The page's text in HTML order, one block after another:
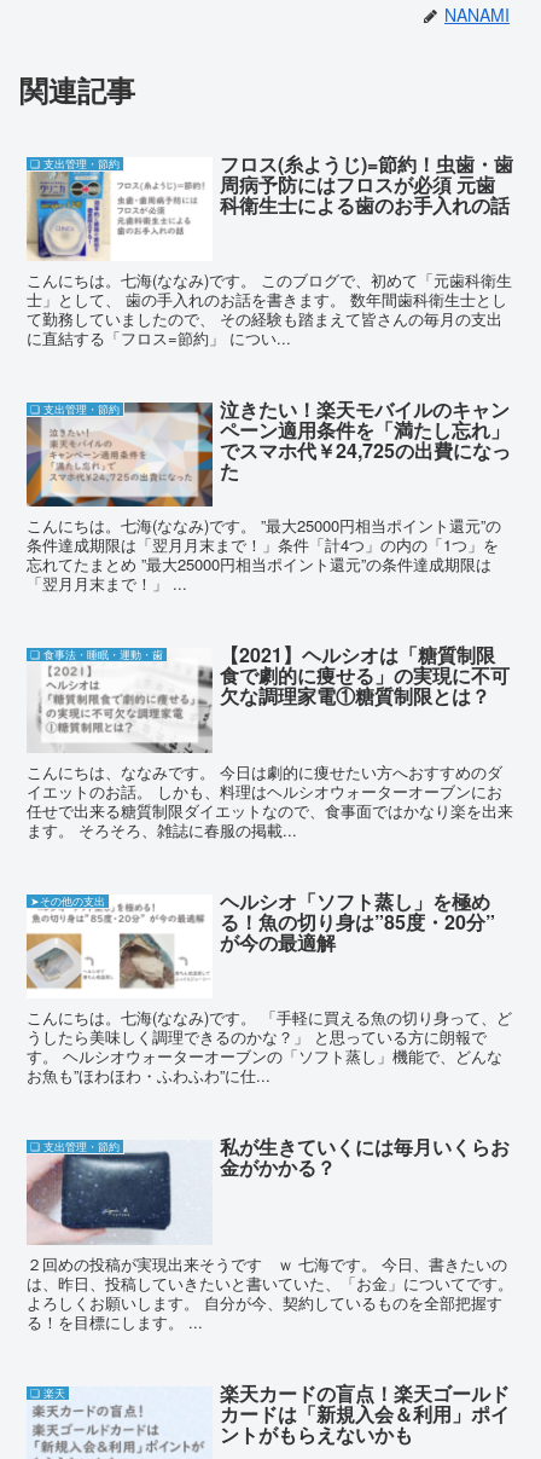
NANAMI
関連記事
❏ 支出管理・節約 フロス(糸ようじ)=節約！虫歯・歯
周病予防にはフロスが必須 元歯
科衛生士による歯のお手入れの話
こんにちは。七海(ななみ)です。 このブログで、初めて「元歯科衛生
士」として、 歯の手入れのお話を書きます。 数年間歯科衛生士とし
て勤務していましたので、 その経験も踏まえて皆さんの毎月の支出
に直結する「フロス=節約」 につい...
❏ 支出管理・節約 泣きたい！楽天モバイルのキャン
ペーン適用条件を「満たし忘れ」
でスマホ代￥24,725の出費になっ
た
こんにちは。七海(ななみ)です。 ”最大25000円相当ポイント還元”の
条件達成期限は「翌月月末まで！」条件「計4つ」の内の「1つ」を
忘れてたまとめ ”最大25000円相当ポイント還元”の条件達成期限は
「翌月月末まで！」 ...
❏ 食事法・睡眠・運動・歯 【2021】ヘルシオは「糖質制限
食で劇的に痩せる」の実現に不可
欠な調理家電①糖質制限とは？
こんにちは、ななみです。 今日は劇的に痩せたい方へおすすめのダ
イエットのお話。 しかも、料理はヘルシオウォーターオーブンにお
任せで出来る糖質制限ダイエットなので、食事面ではかなり楽を出来
ます。 そろそろ、雑誌に春服の掲載...
➤その他の支出 ヘルシオ「ソフト蒸し」を極め
る！魚の切り身は”85度・20分”
が今の最適解
こんにちは。七海(ななみ)です。 「手軽に買える魚の切り身って、ど
うしたら美味しく調理できるのかな？」 と思っている方に朗報で
す。 ヘルシオウォーターオーブンの「ソフト蒸し」機能で、どんな
お魚も”ほわほわ・ふわふわ”に仕...
❏ 支出管理・節約 私が生きていくには毎月いくらお
金がかかる？
２回めの投稿が実現出来そうです ｗ 七海です。 今日、書きたいの
は、昨日、投稿していきたいと書いていた、「お金」についてです。
よろしくお願いします。 自分が今、契約しているものを全部把握す
る！を目標にします。 ...
❏ 楽天 楽天カードの盲点！楽天ゴールド
カードは「新規入会＆利用」ポイ
ントがもらえないかも